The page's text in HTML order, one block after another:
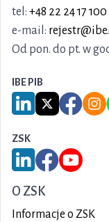
tel: +48 22 24 17 100
e-mail:
Od pon. do pt. w
IBE PIB
Link doLink doLink
ZSK
Link doLink doLink
O ZSK
Informacje o ZSK